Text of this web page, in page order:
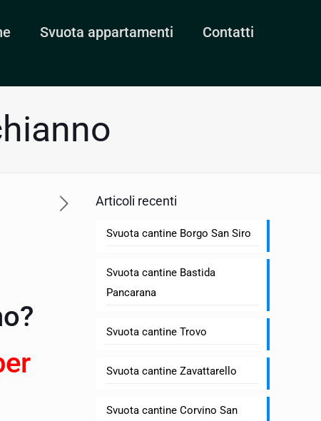
Svuota appartamenti Contatti
Articoli recenti
Svuota cantine Borgo San Siro
Svuota cantine Bastida
Pancarana
Svuota cantine Trovo
Svuota cantine Zavattarello
Svuota cantine Corvino San